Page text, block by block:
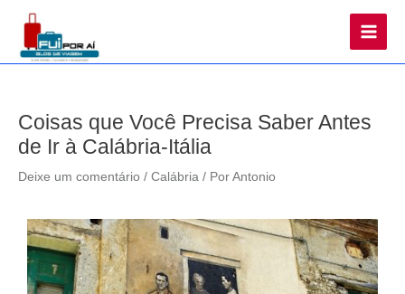
Main
Coisas que Você Precisa Saber Antes
de Ir à Calábria-Itália
Deixe um comentário / Calábria / Por Antonio